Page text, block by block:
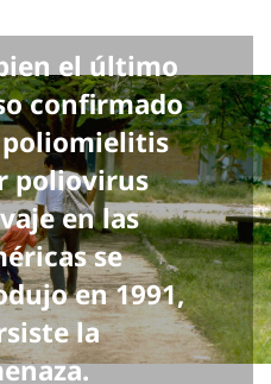
el último
confirmado
poliomielitis
poliovirus
en las
se
en 1991,
la